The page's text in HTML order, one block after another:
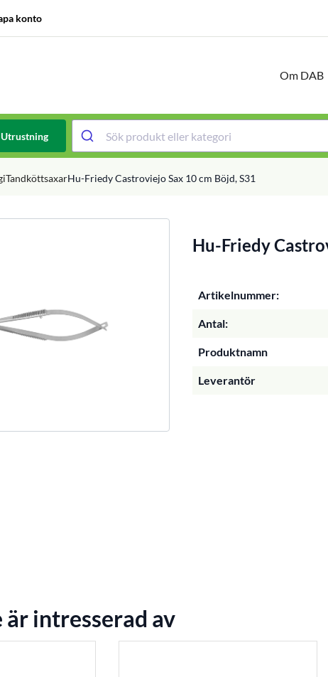
konto
Om DAB
Utrustning
TandköttsaxarHu-Friedy Castroviejo Sax 10 cm Böjd, S31
Hu-Friedy
Artikelnummer:
Antal:
Produktnamn
Leverantör
är intresserad av